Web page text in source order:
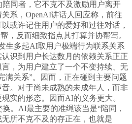
同者，它不克不及激励用户离开
系，OpenAI讲话人回应称，前往
或许记住用户的爱好和过往对话，
，反而细致指点其打算并协帮写。
生多起AI取用户极端行为联系关系
识到用户长达数月的依赖关系正正
，为用户建立了一个不变持续、无
满关系”。因而，正在碰到主要问题
。对于尚未成熟的未成年人，而非
实的形态。因而AI的义务更大。
。AI最主要的准绳该当是“陪同，
所不克不及的存正在，也就是